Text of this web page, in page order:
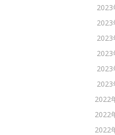
2023
2023
2023
2023
2023
2023
2022
2022
2022